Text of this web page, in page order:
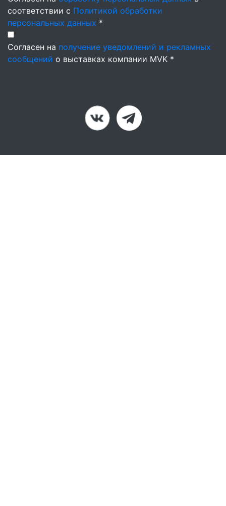
соответствии с Политикой обработки
персональных данных *
Согласен на получение уведомлений и рекламных
сообщений о выставках компании MVK *